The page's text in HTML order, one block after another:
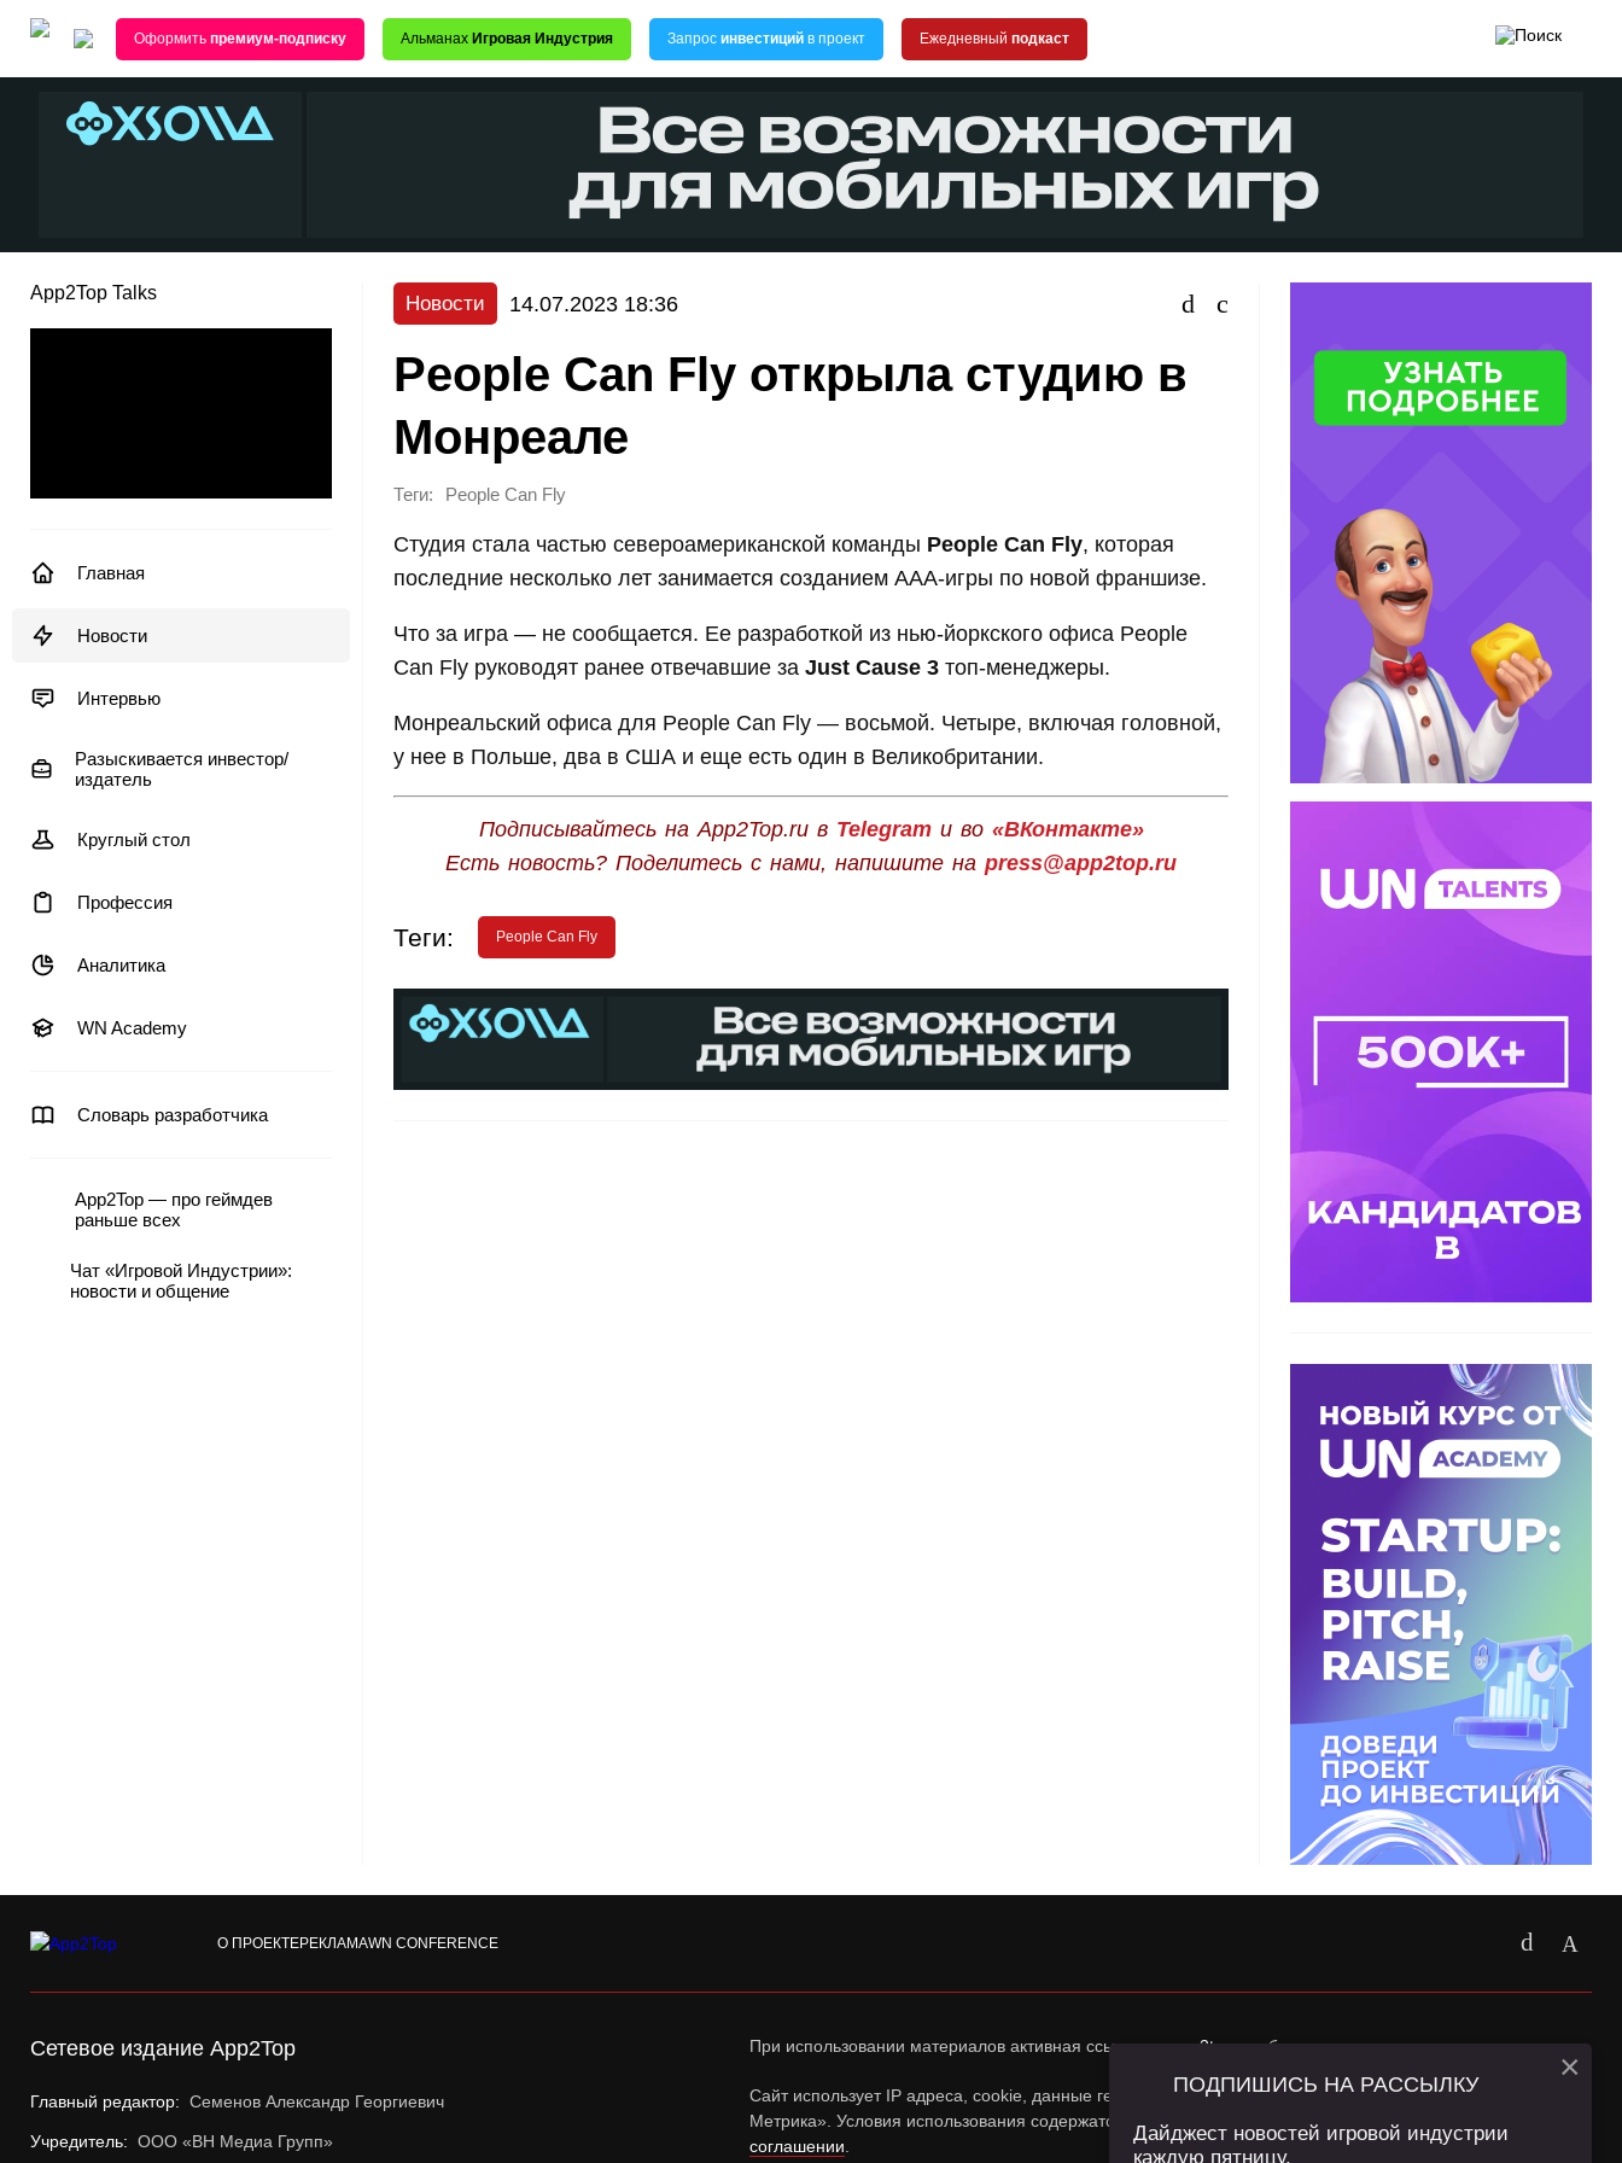
Оформить премиум-подписку Альманах Игровая Индустрия Запрос инвестиций в проект Ежедневный подкаст
App2Top Talks
Главная
Новости
Интервью
Разыскивается инвестор/
издатель
Круглый стол
Профессия
Аналитика
WN Academy
Словарь разработчика
App2Top — про геймдев
раньше всех
Чат «Игровой Индустрии»:
новости и общение
Новости 14.07.2023 18:36
People Can Fly открыла студию в
Монреале
Теги: People Can Fly
Студия стала частью североамериканской команды People Can Fly, которая
последние несколько лет занимается созданием ААА-игры по новой франшизе.
Что за игра — не сообщается. Ее разработкой из нью-йоркского офиса People
Can Fly руководят ранее отвечавшие за Just Cause 3 топ-менеджеры.
Монреальский офиса для People Can Fly — восьмой. Четыре, включая головной,
у нее в Польше, два в США и еще есть один в Великобритании.
Подписывайтесь на App2Top.ru в Telegramи во «ВКонтакте»
Есть новость? Поделитесь с нами, напишите на press@app2top.ru
Теги: People Can Fly
О ПРОЕКТЕРЕКЛАМАWN CONFERENCE
Сетевое издание App2Top
Главный редактор: Семенов Александр Георгиевич
Учредитель: ООО «ВН Медиа Групп»
При использовании материалов активная ссылка наapp2top.ruобязательна.
Сайт использует IP адреса, cookie, данные геолокации Пользователей сайта и сервис «Яндекс
Метрика». Условия использования содержатся в
Политике конфиденциальностии
соглашении
ПОДПИШИСЬ НА РАССЫЛКУ
Дайджест новостей игровой индустрии
каждую пятницу.
×